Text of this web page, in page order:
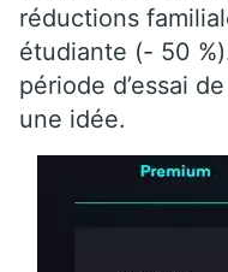
réductions
étudiante (- 50
période d’essai
une idée.